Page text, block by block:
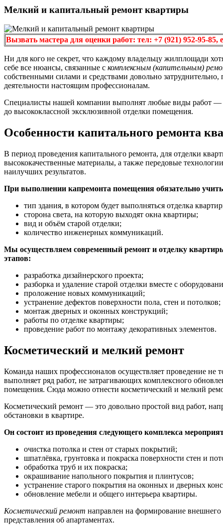
Мелкий и капитальный ремонт квартиры
Вызвать мастера для оценки работ: тел: +7 (921) 952-95-
Ни для кого не секрет, что каждому владельцу жилплощади
себе все нюансы, связанные с комплексным (капительным)
собственными силами и средствами довольно
деятельности настоящим профессионалам.
Специалисты нашей компании выполнят любые виды работ —
до высококлассной эксклюзивной отделки помещения.
Особенности капитального ремонта
В период проведения капитального ремонта, для отделки
высококачественные материалы, а также передовые
наилучших результатов.
При выполнении капремонта помещения обязательно
тип здания, в котором будет выполняться отделка
сторона света, на которую выходят окна квартиры;
вид и объём старой отделки;
количество инженерных коммуникаций.
Мы осуществляем современный ремонт и отделку
этапов:
разработка дизайнерского проекта;
разборка и удаление старой отделки вместе с
проложение новых коммуникаций;
устранение дефектов поверхности пола, стен и потолков;
монтаж дверных и оконных конструкций;
работы по отделке квартиры;
проведение работ по монтажу декоративных элементов.
Косметический и мелкий ремонт
Команда наших профессионалов осуществляет проведение не
выполняет ряд работ, не затрагивающих комплексного
помещения. Сюда можно отнести косметический и мелкий
Косметический ремонт — это довольно простой вид работ,
обстановки в квартире.
Он состоит из проведения следующего комплекса
очистка потолка и стен от старых покрытий;
шпатлёвка, грунтовка и покраска поверхности стен и
обработка труб и их покраска;
окрашивание напольного покрытия и плинтусов;
устранение старого покрытия на оконных и дверных
обновление мебели и общего интерьера квартиры.
Косметический ремонт направлен на формирование
представления об апартаментах.